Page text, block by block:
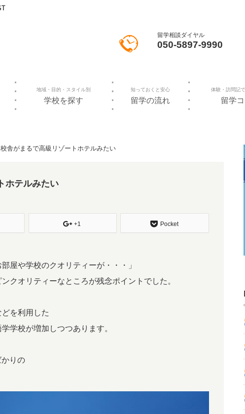
留学相談ダイヤル
050-5897-9990
地域・目的・スタイル別
学校を探す
知っておくと安心
留学の流れ
体験・訪問記
留学
舎がまるで高級リゾートホテルみたい
ホテルみたい
+1 Pocket
屋や学校のクオリティーが・・・」
クオリティーなところが残念ポイントでした。
を利用した
学校が増加しつつあります。
りの